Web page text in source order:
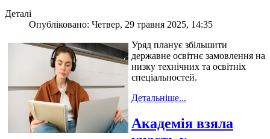
Деталі
Опубліковано: Четвер, 29 травня 2025, 14:35
Уряд планує збільшити
державне освітнє замовлення на
низку технічних та освітніх
спеціальностей.
Детальніше...
Академія взяла